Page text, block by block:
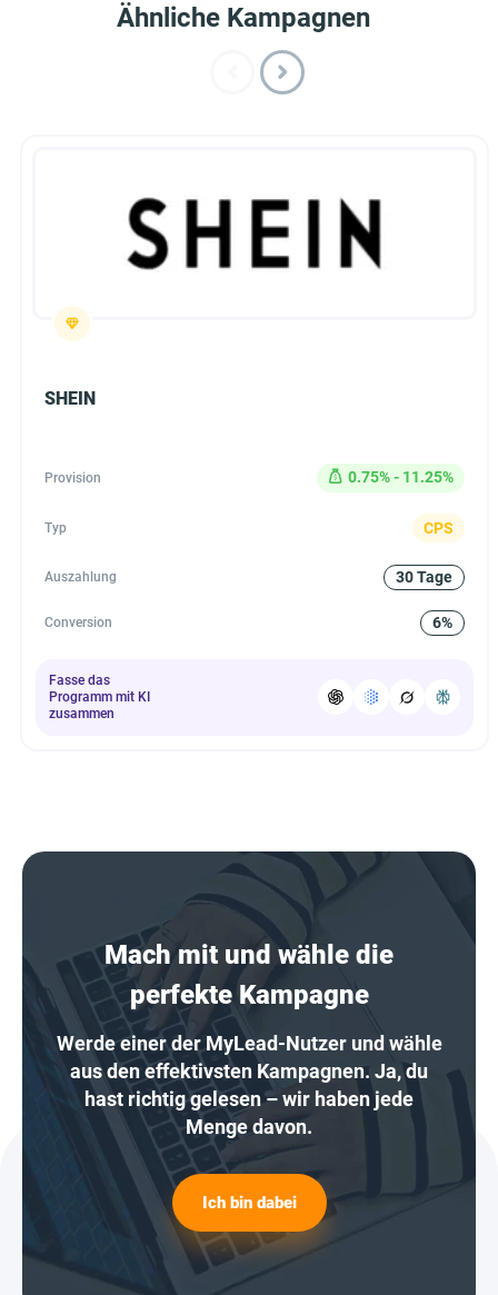
Ähnliche Kampagnen
SHEIN
Provision 0.75% - 11.25%
Typ CPS
Auszahlung 30 Tage
Conversion 6%
Fasse das
Programm mit KI
zusammen
Mach mit und wähle die
perfekte Kampagne
Werde einer der MyLead-Nutzer und wähle
aus den effektivsten Kampagnen. Ja, du
hast richtig gelesen – wir haben jede
Menge davon.
Ich bin dabei